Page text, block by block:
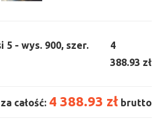
5 - wys. 900, szer.
4
388.93 zł
całość: 4 388.93 zł brutto